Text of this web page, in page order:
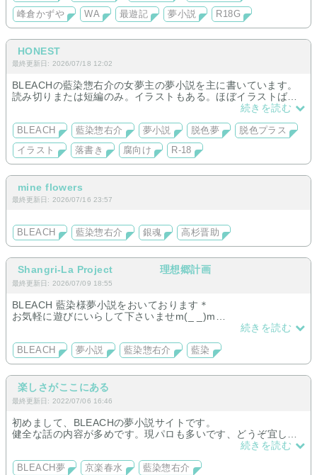
峰倉かずや
WA 最遊記 夢小説 R18G
HONEST
最終更新日: 2026/07/18 12:02
BLEACHの藍染惣右介の女夢主の夢小説を主に書いています。
読み切りまたは短編のみ。イラストもある。ほぼイラストばか
続きを読む
BLEACH 藍染惣右介 夢小説 脱色夢
脱色プラス
イラスト
落書き 腐向け R-18
mine flowers
最終更新日: 2026/07/16 23:57
BLEACH 藍染惣右介 銀魂 高杉晋助
Shangri-La Project 理想郷計画
最終更新日: 2026/07/09 18:55
BLEACH 藍染様夢小説をおいております＊
お気軽に遊びにいらして下さいませm(_ _)m
（サ終になりましたフォレストページ様よりお引越しさせて頂
御礼申し上げますm(_ _)mフォレストページ+様でお初にお目に
かかる読者様も、どうぞこれからもよろしくお願い申し上げま
すm(_ _)m死ぬまで藍染様夢続けます。）
2024.09.21記載
2024.09.19 サイトopen
2016.02.09 旧フォレストページ様サイトopen
続きを読む
BLEACH 夢小説 藍染惣右介 藍染
楽しさがここにある
最終更新日: 2022/07/06 16:46
初めまして、BLEACHの夢小説サイトです。
健全な話の内容が多めです。現パロも多いです、どうぞ宜しく
続きを読む
BLEACH夢 京楽春水 藍染惣右介